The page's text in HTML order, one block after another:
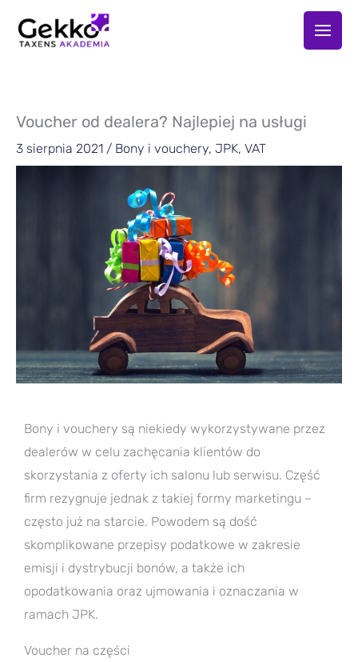
Voucher od dealera? Najlepiej na usługi
3 sierpnia 2021 / Bony i vouchery, JPK, VAT
Bony i vouchery są niekiedy wykorzystywane przez
dealerów w celu zachęcania klientów do
skorzystania z oferty ich salonu lub serwisu. Część
firm rezygnuje jednak z takiej formy marketingu –
często już na starcie. Powodem są dość
skomplikowane przepisy podatkowe w zakresie
emisji i dystrybucji bonów, a także ich
opodatkowania oraz ujmowania i oznaczania w
ramach JPK.
Voucher na części